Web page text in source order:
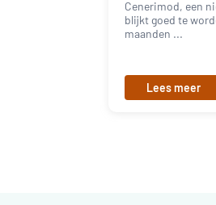
Cenerimod, een
blijkt goed te
maanden ...
Lees meer